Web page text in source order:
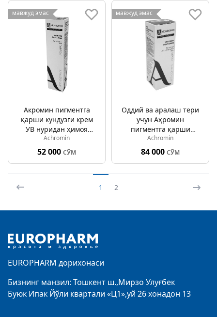
мавжуд эмас
Акромин пигментга
қарши кундузги крем
УВ нуридан ҳимоя
қилувчи 50мл
Achromin
52 000 СЎМ
мавжуд эмас
Оддий ва аралаш тери
учун Аҳромин
пигментга қарши
оқартувчи тунги крем
50мл
Achromin
84 000 СЎМ
1 2
EUROPHARM дорихонаси
Бизнинг манзил: Тошкент ш.,Мирзо Улуғбек
Буюк Ипак Йўли квартали «Ц1»,уй 26 хонадон 13